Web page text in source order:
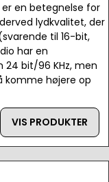
er en betegnelse for
lydkvalitet, der
til 16-bit,
har en
bit/96 KHz, men
komme højere op
VIS PRODUKTER